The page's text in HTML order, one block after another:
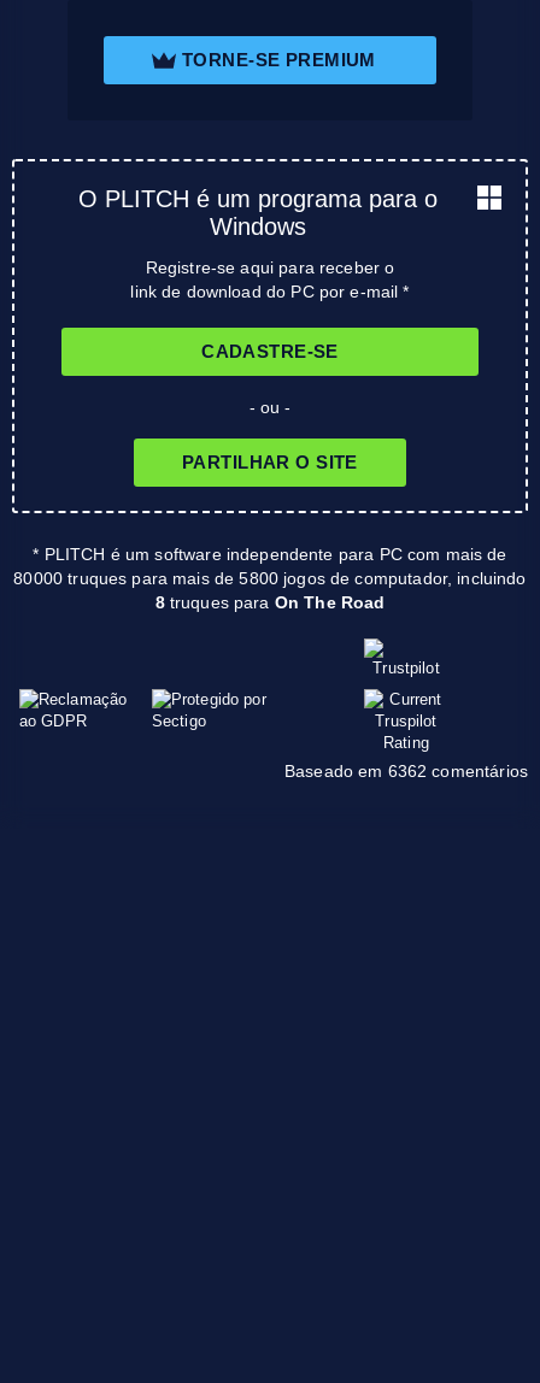
TORNE-SE PREMIUM
O PLITCH é um programa para o
Windows
Registre-se aqui para receber o
link de download do PC por e-mail *
CADASTRE-SE
- ou -
PARTILHAR O SITE
* PLITCH é um software independente para PC com mais de
80000 truques para mais de 5800 jogos de computador, incluindo
8truques para On The Road
Baseado em 6362 comentários